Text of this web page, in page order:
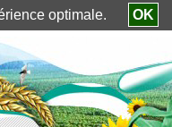
client ||Mon compte
optimale. OK